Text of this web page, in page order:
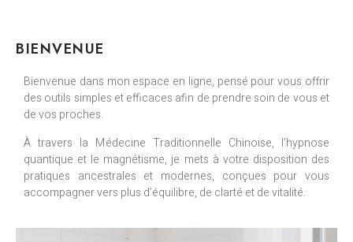
BIENVENUE
Bienvenue dans mon espace en ligne, pensé pour vous offrir
des outils simples et efficaces afin de prendre soin de vous et
de vos proches.
À travers la Médecine Traditionnelle Chinoise, l’hypnose
quantique et le magnétisme, je mets à votre disposition des
pratiques ancestrales et modernes, conçues pour vous
accompagner vers plus d’équilibre, de clarté et de vitalité.